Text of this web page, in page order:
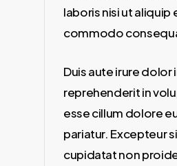
laboris nisi ut aliquip
commodo
Duis aute irure dolor
reprehenderit in
esse cillum dolore
pariatur. Excepteur
cupidatat non